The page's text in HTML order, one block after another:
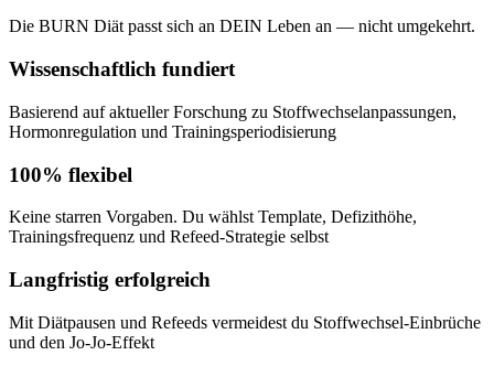
Die BURN Diät passt sich an DEIN Leben an — nicht umgekehrt.
Wissenschaftlich fundiert
Basierend auf aktueller Forschung zu Stoffwechselanpassungen,
Hormonregulation und Trainingsperiodisierung
100% flexibel
Keine starren Vorgaben. Du wählst Template, Defizithöhe,
Trainingsfrequenz und Refeed-Strategie selbst
Langfristig erfolgreich
Mit Diätpausen und Refeeds vermeidest du Stoffwechsel-Einbrüche
und den Jo-Jo-Effekt